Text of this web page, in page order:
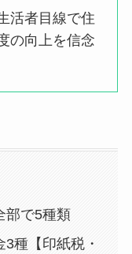
活者目線で住
の向上を信念
部で5種類
種【印紙税・